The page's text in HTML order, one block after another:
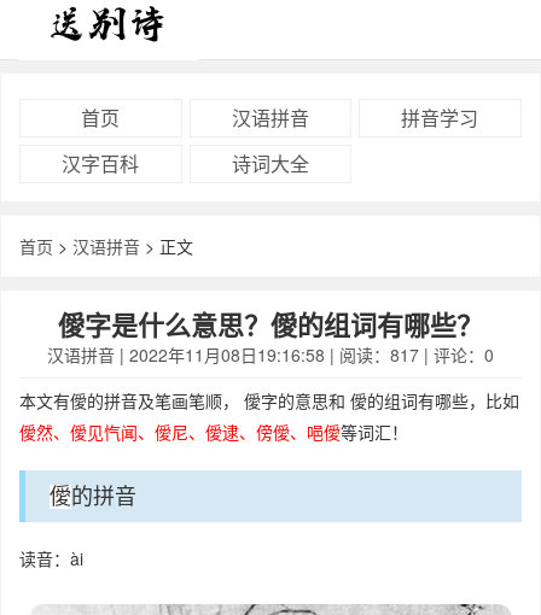
首页 汉语拼音
拼音学习
汉字百科
诗词大全
首页 > 汉语拼音 > 正文
僾字是什么意思？僾的组词有哪些？
汉语拼音 | 2022年11月08日19:16:58 | 阅读：817 | 评论：0
本文有僾的拼音及笔画笔顺， 僾字的意思和 僾的组词有哪些，比如
僾然、 僾见忾闻、僾尼、僾逮、傍僾、唈僾等词汇！
僾的拼音
读音：ài